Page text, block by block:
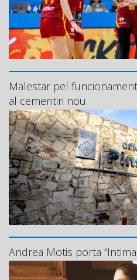
Malestar pel
al cementiri nou
Andrea Motis porta